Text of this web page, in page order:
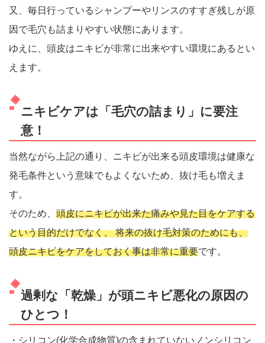
又、毎日行っているシャンプーやリンスのすすぎ残しが原
因で毛穴も詰まりやすい状態にあります。
ゆえに、頭皮はニキビが非常に出来やすい環境にあるとい
えます。
ニキビケアは「毛穴の詰まり」に要注
意！
当然ながら上記の通り、ニキビが出来る頭皮環境は健康な
発毛条件という意味でもよくないため、抜け毛も増えま
す。
そのため、 頭皮にニキビが出来た痛みや見た目をケアする
という目的だけでなく、 将来の抜け毛対策のためにも、
頭皮ニキビをケアをしておく事は非常に重要です。
過剰な「乾燥」が頭ニキビ悪化の原因の
ひとつ！
・シリコン(化学合成物質)の含まれていないノンシリコン